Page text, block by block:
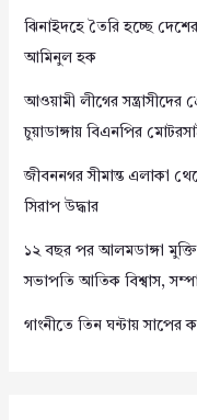
ঝিনাইদহে তৈরি হচ্ছে দেশের
আমিনুল হক
আওয়ামী লীগের সন্ত্রাসীদের
চুয়াডাঙ্গায় বিএনপির
জীবননগর সীমান্ত এলাকা
সিরাপ উদ্ধার
১২ বছর পর আলমডাঙ্গা
সভাপতি আতিক বিশ্বাস,
গাংনীতে তিন ঘন্টায়